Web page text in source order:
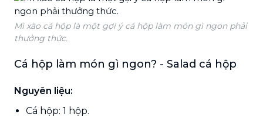
Mì xào cá hộp là một gợi ý cá hộp làm món gì ngon phải
thưởng thức.
Cá hộp làm món gì ngon? - Salad cá hộp
Nguyên liệu:
Cá hộp: 1 hộp.